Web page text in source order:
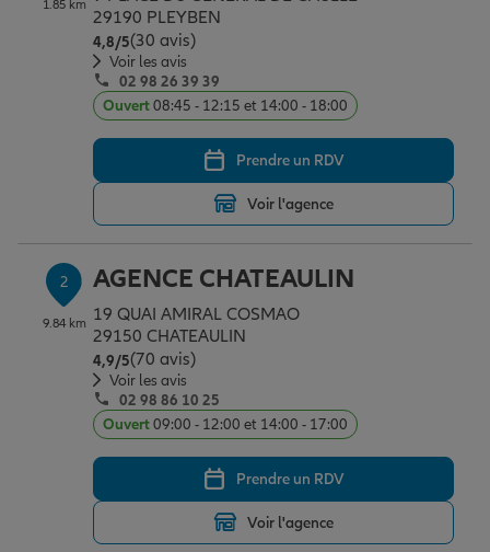
Assurance emprunteur
Prévoyance et dépendance
Assurance animal de compagnie
Protection de la famille
Protection juridique
Épargne & retraite
Plan épargne retraite
Assurance vie
Placements financiers
Investissements immobiliers
Transmission
Vos projets
Partir en vacances
Déménager
Changer de voiture
Départ à la retraite
Conseil assurance
Outre-mer
Assurance auto
Assurance habitation
Professionnels
Allianz en France
1.85 km
29190 PLEYBEN
4,8/5Note de 4.8 sur 5
(30 avis)
Voir les avis
02 98 26 39 39
Ouvert08:45 - 12:15 et 14:00 - 18:00
Prendre un RDV
Voir l'agence
2
9.84 km
AGENCE CHATEAULIN
19 QUAI AMIRAL COSMAO
29150 CHATEAULIN
4,9/5Note de 4.9 sur 5
(70 avis)
Voir les avis
02 98 86 10 25
Ouvert09:00 - 12:00 et 14:00 - 17:00
Prendre un RDV
Voir l'agence